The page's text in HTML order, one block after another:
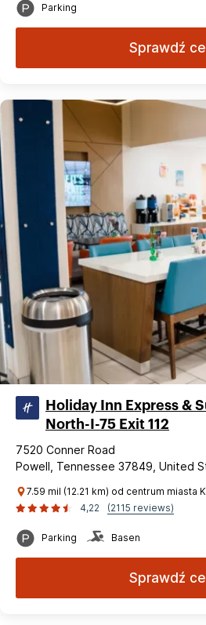
Parking
Sprawdź
Holiday Inn Express &
North-I-75 Exit 112
7520 Conner Road
Powell, Tennessee 37849, United
7.59 mil (12.21 km) od centrum miasta
4,22
(2115 reviews)
Parking Basen
Sprawdź